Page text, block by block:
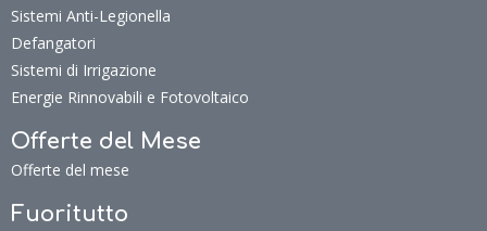
Sistemi Anti-Legionella
Defangatori
Sistemi di Irrigazione
Energie Rinnovabili e Fotovoltaico
Offerte del Mese
Offerte del mese
Fuoritutto